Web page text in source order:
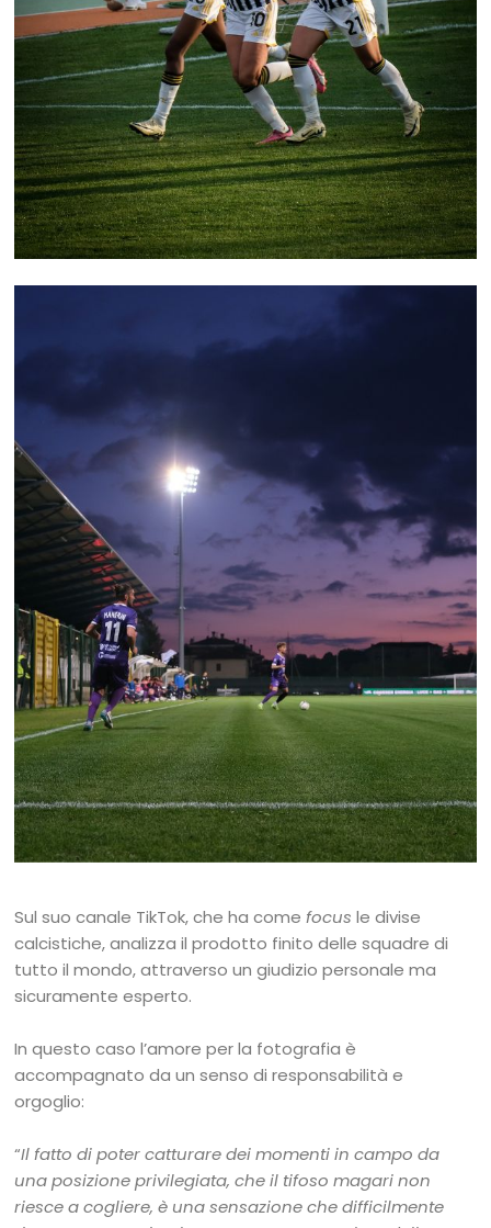
Sul suo canale TikTok, che ha comefocus le divise
calcistiche, analizza il prodotto finito delle squadre di
tutto il mondo, attraverso un giudizio personale ma
sicuramente esperto.
In questo caso l’amore per la fotografia è
accompagnato da un senso di responsabilità e
orgoglio:
“Il fatto di poter catturare dei momenti in campo da
una posizione privilegiata, che il tifoso magari non
riesce a cogliere, è una sensazione che difficilmente